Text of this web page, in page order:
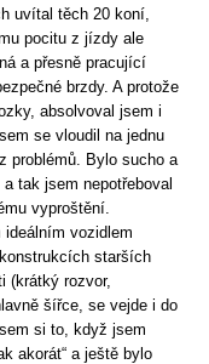
uvítal těch 20 koní,
pocitu z jízdy ale
a přesně pracující
brzdy. A protože
absolvoval jsem i
se vloudil na jednu
problémů. Bylo sucho a
tak jsem nepotřeboval
vyproštění.
ideálním vozidlem
starších
(krátký rozvor,
šířce, se vejde i do
si to, když jsem
akorát“ a ještě bylo